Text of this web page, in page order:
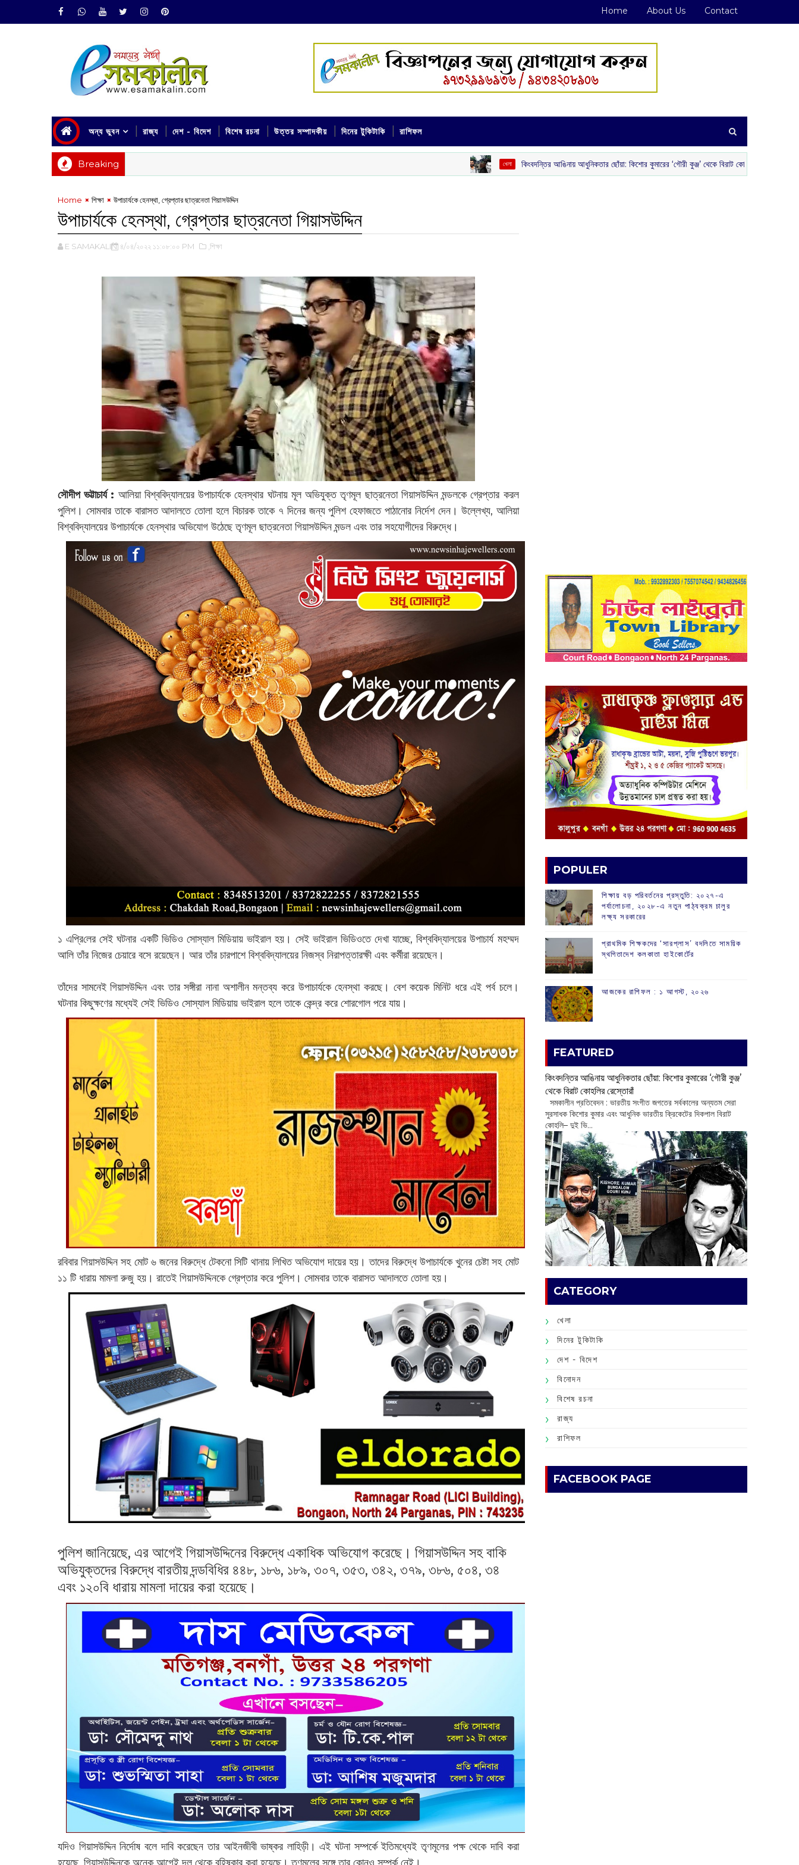
Home About Us Contact
অন্য ভুবন রাজ্য দেশ - বিদেশ বিশেষ রচনা উত্তর সম্পাদকীয় দিনের টুকিটাকি রাশিফল
Breaking কিংবদন্তির আঙিনায় আধুনিকতার ছোঁয়া: কিশোর কুমারের ‘গৌরী কুঞ্জ’ থেকে বিরাট কোহলির রেস্তোরাঁ
Home শিক্ষা উপাচার্যকে হেনস্থা, গ্রেপ্তার ‌ছাত্রনেতা গিয়াসউদ্দিন
উপাচার্যকে হেনস্থা, গ্রেপ্তার ‌ছাত্রনেতা গিয়াসউদ্দিন
E SAMAKALIN ৪/০৪/২০২২ ১১:০৮:০০ PM ,শিক্ষা
সৌদীপ ভট্টাচার্য : আলিয়া বিশ্ববিদ্যালয়ের উপাচার্যকে হেনস্থার ঘটনায় মূল অভিযুক্ত তৃণমূল ছাত্রনেতা গিয়াসউদ্দিন মন্ডলকে গ্রেপ্তার করল
পুলিশ। সোমবার তাকে বারাসত আদালতে তোলা হলে বিচারক তাকে ৭ দিনের জন্য পুলিশ হেফাজতে পাঠানোর নির্দেশ দেন। উল্লেখ্য, আলিয়া
বিশ্ববিদ্যালয়ের উপাচার্যকে হেনস্থার অভিযোগ উঠেছে তৃণমূল ছাত্রনেতা গিয়াসউদ্দিন মন্ডল এবং তার সহযোগীদের বিরুদ্ধে।
১ এপ্রি‌লের সেই ঘটনার একটি ভিডিও সোস্যাল মিডিয়ায় ভাইরাল হয়। সেই ভাইরাল ভিডিওতে দেখা যাচ্ছে, বিশ্ববিদ্যালয়ের উপাচার্য মহম্মদ
আলি তাঁর নিজের চেয়ারে বসে রয়েছেন। আর তাঁর চারপাশে বিশ্ববিদ্যালয়ের নিজস্ব নিরাপত্তারক্ষী এবং কর্মীরা রয়েছেন।
তাঁদের সামনেই গিয়াসউদ্দিন এবং তার সঙ্গীরা নানা অশালীন মন্তব্য করে উপাচার্যকে হেনস্থা করছে। বেশ কয়েক মিনিট ধরে এই পর্ব চলে।
ঘটনার কিছুক্ষণের মধ্যেই সেই ভিডিও সোস্যাল মিডিয়ায় ভাইরাল হলে তাকে কেন্দ্র করে শোরগোল পরে যায়।
রবিবার গিয়াসউদ্দিন সহ মোট ৬ জনের বিরুদ্ধে টেকনো সিটি থানায় লিখিত অভিযোগ দায়ের হয়। তাদের বিরুদ্ধে উপাচার্যকে খুনের চেষ্টা সহ মোট
১১ টি ধারায় মামলা রুজু হয়। রাতেই গিয়াসউদ্দিনকে গ্রেপ্তার করে পুলিশ। সোমবার তাকে বারাসত আদালতে তোলা হয়।
পুলিশ জানিয়েছে, এর আগেই গিয়াসউদ্দিনের বিরুদ্ধে একাধিক অভিযোগ করেছে। গিয়াসউদ্দিন সহ বাকি
অভিযুক্তদের বিরুদ্ধে বারতীয় দন্ডবিধির ৪৪৮, ১৮৬, ১৮৯, ৩০৭, ৩৫৩, ৩৪২, ৩৭৯, ৩৮৬, ৫০৪, ৩৪
এবং ১২০বি ধারায় মামলা দায়ের করা হয়েছে।
যদিও গিয়াসউদ্দিন নির্দোষ বলে দাবি করেছেন তার আইনজীবী ভাষ্কর লাহিড়ী। এই ঘটনা সম্পর্কে ইতিমধ্যেই তৃণমূলের পক্ষ থেকে দাবি করা
POPULER
শিক্ষায় বড় পরিবর্তনের প্রস্তুতি: ২০২৭-এ
পর্যালোচনা, ২০২৮-এ নতুন পাঠ্যক্রম চালুর
লক্ষ্য সরকারের
প্রাথমিক শিক্ষকদের ‘সারপ্লাস’ বদলিতে সাময়িক
স্থগিতাদেশ কলকাতা হাইকোর্টের
আজকের রাশিফল :‌ ‌‌১ আগস্ট, ২০২৬
FEATURED
কিংবদন্তির আঙিনায় আধুনিকতার ছোঁয়া: কিশোর কুমারের ‘গৌরী কুঞ্জ’
থেকে বিরাট কোহলির রেস্তোরাঁ
‌ সমকালীন প্রতিবেদন : ভারতীয় সংগীত জগতের সর্বকালের অন্যতম সেরা
সুরসাধক কিশোর কুমার এবং আধুনিক ভারতীয় ক্রিকেটের দিকপাল বিরাট
কোহলি– ‌দুই ভি...
CATEGORY
খেলা
দিনের টুকিটাকি
দেশ - বিদেশ
বিনোদন
বিশেষ রচনা
রাজ্য
রাশিফল
FACEBOOK PAGE